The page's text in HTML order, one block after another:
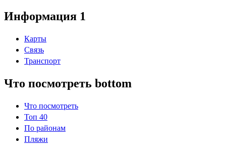
Информация 1
Карты
Связь
Транспорт
Что посмотреть bottom
Что посмотреть
Топ 40
По районам
Пляжи